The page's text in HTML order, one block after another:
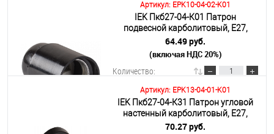
В корзину
Подробнее
Артикул: EPK10-04-02-K01
IEK Пкб27-04-К01 Патрон
подвесной карболитовый, Е27,
черный
64.49 руб.
(включая НДС 20%)
Количество:
В корзину
Артикул: EPK13-04-01-K01
IEK Пкб27-04-К31 Патрон угловой
настенный карболитовый, Е27,
черный (50 шт)
70.27 руб.